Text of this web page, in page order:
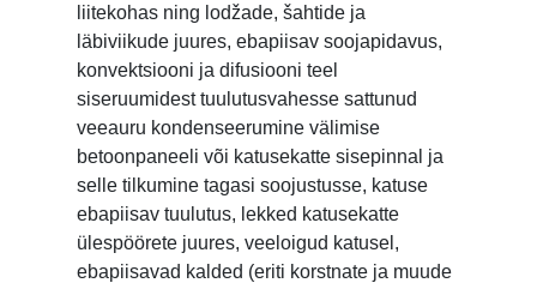
liitekohas ning lodžade, šahtide ja
läbiviikude juures, ebapiisav soojapidavus,
konvektsiooni ja difusiooni teel
siseruumidest tuulutusvahesse sattunud
veeauru kondenseerumine välimise
betoonpaneeli või katusekatte sisepinnal ja
selle tilkumine tagasi soojustusse, katuse
ebapiisav tuulutus, lekked katusekatte
ülespöörete juures, veeloigud katusel,
ebapiisavad kalded (eriti korstnate ja muude